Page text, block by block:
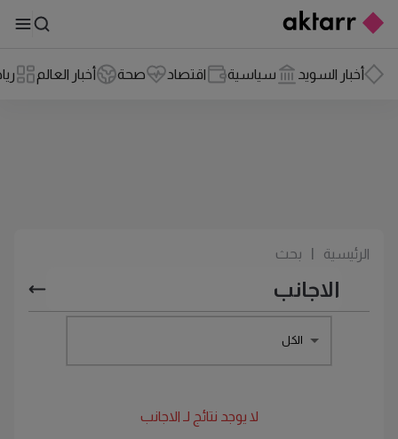
أخبار السويد سياسية اقتصاد صحة أخبار العالم
الرئيسية بحث
الكل
لا يوجد نتائج لـ الاجانب